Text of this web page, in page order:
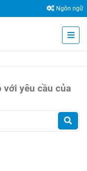
Ngôn ngữ
với yêu cầu của